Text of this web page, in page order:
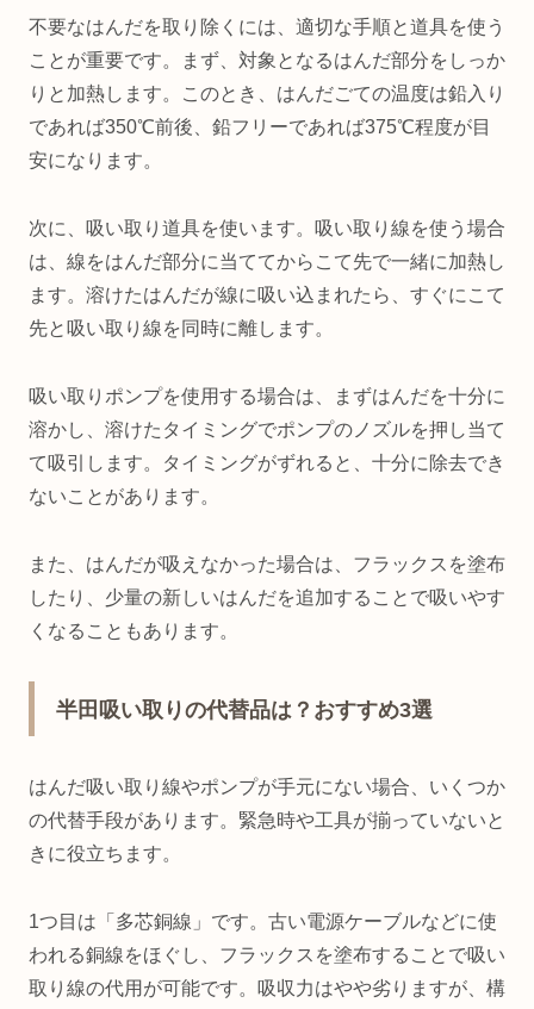
不要なはんだを取り除くには、適切な手順と道具を使う
ことが重要です。まず、対象となるはんだ部分をしっか
りと加熱します。このとき、はんだごての温度は鉛入り
であれば350℃前後、鉛フリーであれば375℃程度が目
安になります。
次に、吸い取り道具を使います。吸い取り線を使う場合
は、線をはんだ部分に当ててからこて先で一緒に加熱し
ます。溶けたはんだが線に吸い込まれたら、すぐにこて
先と吸い取り線を同時に離します。
吸い取りポンプを使用する場合は、まずはんだを十分に
溶かし、溶けたタイミングでポンプのノズルを押し当て
て吸引します。タイミングがずれると、十分に除去でき
ないことがあります。
また、はんだが吸えなかった場合は、フラックスを塗布
したり、少量の新しいはんだを追加することで吸いやす
くなることもあります。
半田吸い取りの代替品は？おすすめ3選
はんだ吸い取り線やポンプが手元にない場合、いくつか
の代替手段があります。緊急時や工具が揃っていないと
きに役立ちます。
1つ目は「多芯銅線」です。古い電源ケーブルなどに使
われる銅線をほぐし、フラックスを塗布することで吸い
取り線の代用が可能です。吸収力はやや劣りますが、構